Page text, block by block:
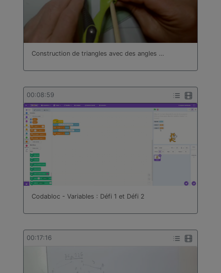
Construction de triangles avec des angles …
00:08:59
Codabloc - Variables : Défi 1 et Défi 2
00:17:16